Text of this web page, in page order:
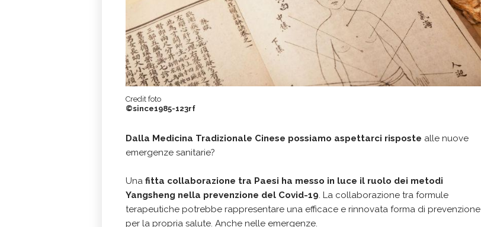
Credit foto
©since1985-123rf
Dalla Medicina Tradizionale Cinese possiamo aspettarci risposte alle nuove
emergenze sanitarie?
Una fitta collaborazione tra Paesi ha messo in luce il ruolo dei metodi
Yangsheng nella prevenzione del Covid-19. La collaborazione tra formule
terapeutiche potrebbe rappresentare una efficace e rinnovata forma di prevenzione
per la propria salute. Anche nelle emergenze.